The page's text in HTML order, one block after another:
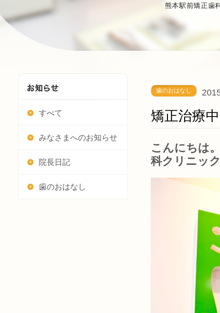
熊本駅前矯正歯
すべて
みなさまへのお知らせ
院長日記
歯のおはなし
歯のおはなし
矯正治療
こんにちは
科クリニッ